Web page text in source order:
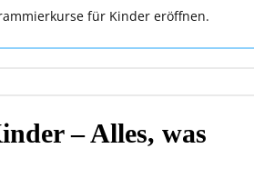
für Kinder eröffnen.
– Alles, was